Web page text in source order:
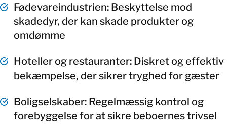
Fødevareindustrien: Beskyttelse mod
skadedyr, der kan skade produkter og
omdømme
Hoteller og restauranter: Diskret og effektiv
bekæmpelse, der sikrer tryghed for gæster
Boligselskaber: Regelmæssig kontrol og
forebyggelse for at sikre beboernes trivsel